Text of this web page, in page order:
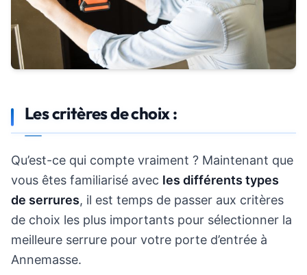
Les critères de choix :
Qu’est-ce qui compte vraiment ? Maintenant que
vous êtes familiarisé avec les différents types
de serrures, il est temps de passer aux critères
de choix les plus importants pour sélectionner la
meilleure serrure pour votre porte d’entrée à
Annemasse.